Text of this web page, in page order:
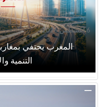
المغرب يحتفي
التنمية
6 أغسطس 2026